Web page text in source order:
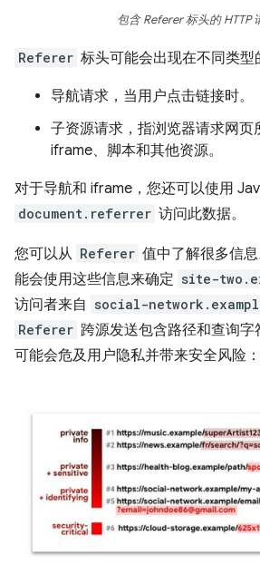
包含 Referer 标头的 HTTP
Referer 标头可能会出现在不同类型
导航请求，当用户点击链接时。
子资源请求，指浏览器请求网页
iframe、脚本和其他资源。
对于导航和 iframe，您还可以使用
document.referrer 访问此数据。
您可以从 Referer 值中了解很多信
能会使用这些信息来确定 site-
访问者来自 social-
Referer 跨源发送包含路径和查询字
可能会危及用户隐私并带来安全风险：